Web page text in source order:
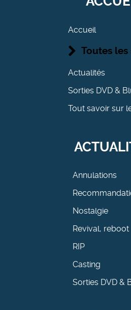
Accueil
Toutes les
Actualités
Sorties DVD &
Tout savoir sur
Annulations
Nostalgie
Revival, reboot
RIP
Casting
Sorties DVD &